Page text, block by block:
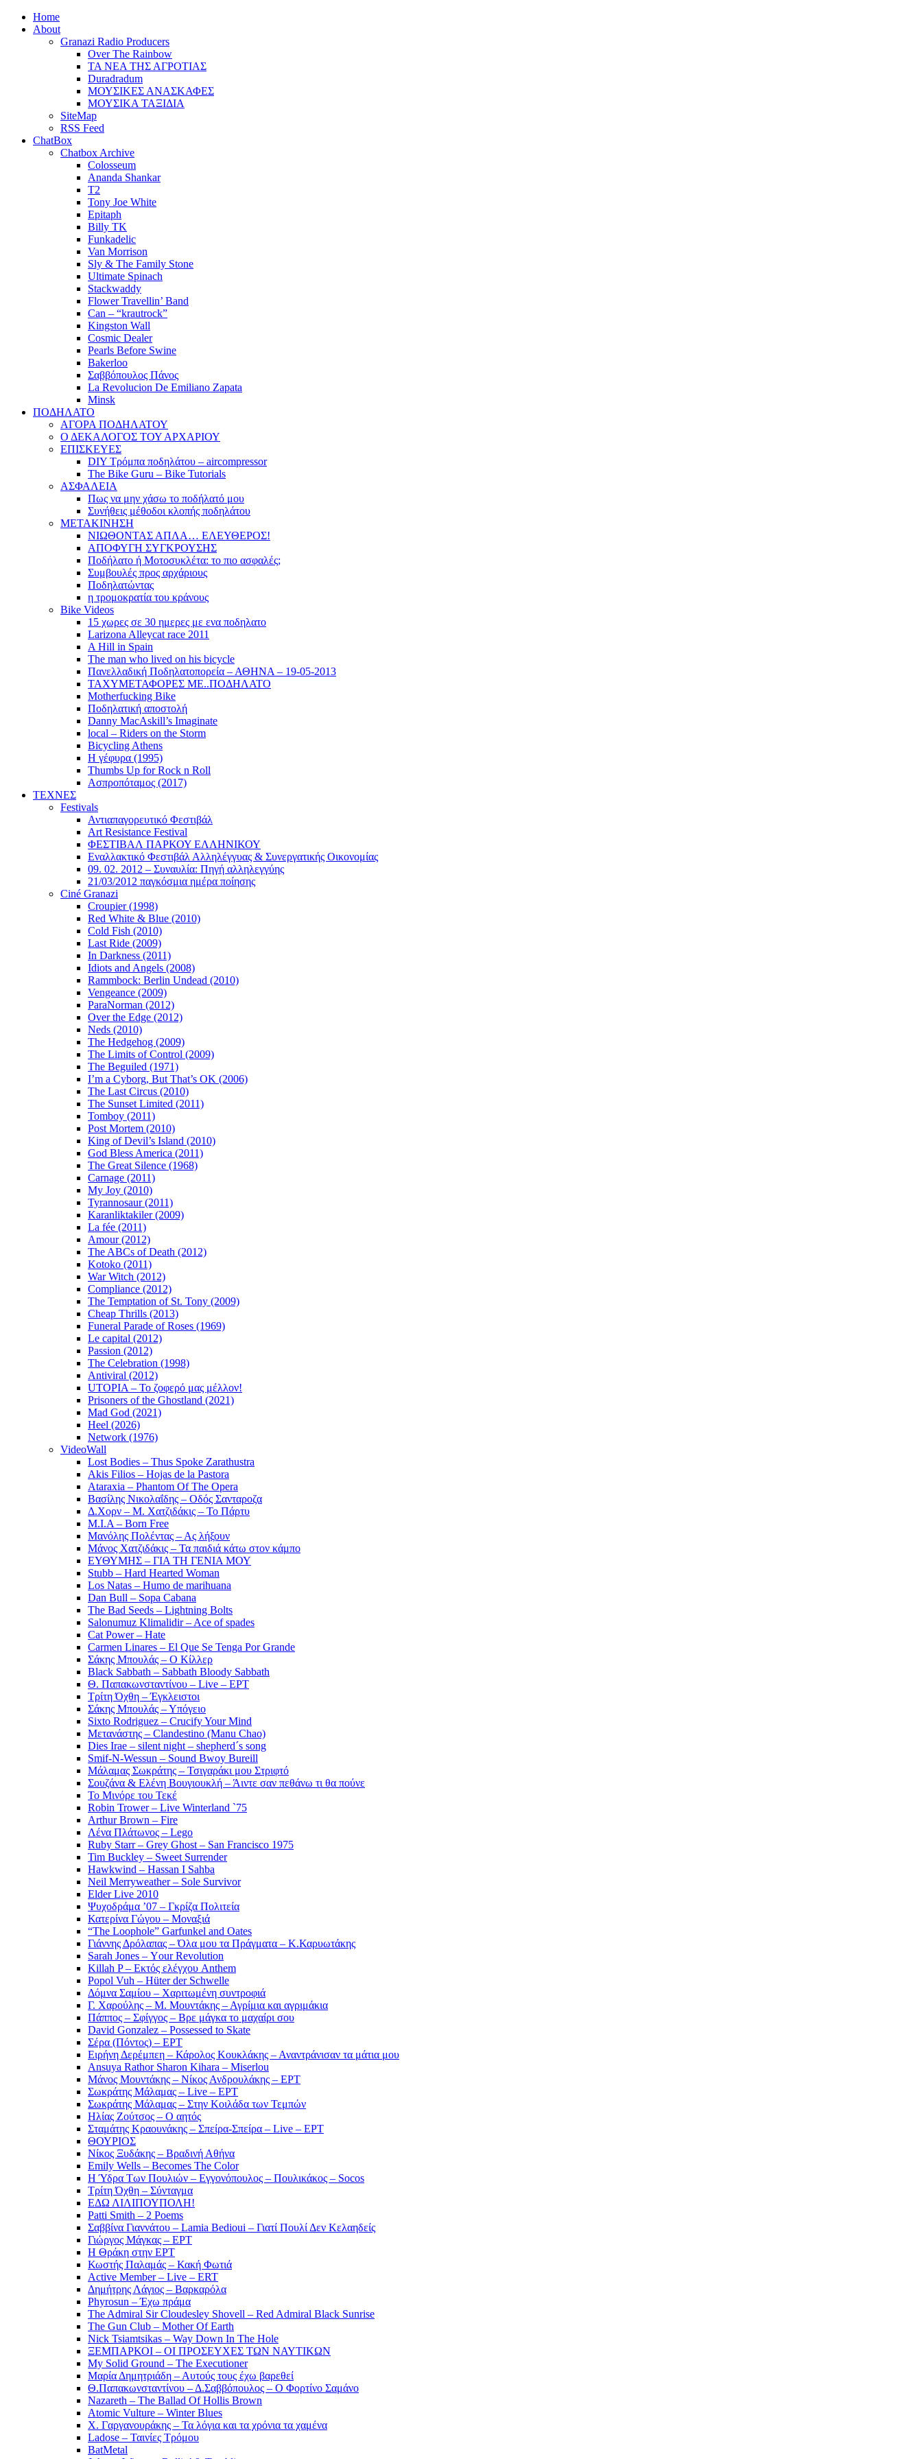
Home
About
Granazi Radio Producers
Over The Rainbow
ΤΑ ΝΕΑ ΤΗΣ ΑΓΡΟΤΙΑΣ
Duradradum
ΜΟΥΣΙΚΕΣ ΑΝΑΣΚΑΦΕΣ
ΜΟΥΣΙΚΑ ΤΑΞΙΔΙΑ
SiteMap
RSS Feed
ChatBox
Chatbox Archive
Colosseum
Ananda Shankar
T2
Tony Joe White
Epitaph
Billy TK
Funkadelic
Van Morrison
Sly & The Family Stone
Ultimate Spinach
Stackwaddy
Flower Travellin’ Band
Can – “krautrock”
Kingston Wall
Cosmic Dealer
Pearls Before Swine
Bakerloo
Σαββόπουλος Πάνος
La Revolucion De Emiliano Zapata
Minsk
ΠΟΔΗΛΑΤΟ
ΑΓΟΡΑ ΠΟΔΗΛΑΤΟΥ
Ο ΔΕΚΑΛΟΓΟΣ ΤΟΥ ΑΡΧΑΡΙΟΥ
ΕΠΙΣΚΕΥΕΣ
DIY Τρόμπα ποδηλάτου – aircompressor
The Bike Guru – Bike Tutorials
ΑΣΦΑΛΕΙΑ
Πως να μην χάσω το ποδήλατό μου
Συνήθεις μέθοδοι κλοπής ποδηλάτου
ΜΕΤΑΚΙΝΗΣΗ
ΝΙΩΘΟΝΤΑΣ ΑΠΛΑ… ΕΛΕΥΘΕΡΟΣ!
ΑΠΟΦΥΓΗ ΣΥΓΚΡΟΥΣΗΣ
Ποδήλατο ή Μοτοσυκλέτα: το πιο ασφαλές;
Συμβουλές προς αρχάριους
Ποδηλατώντας
η τρομοκρατία του κράνους
Bike Videos
15 χωρες σε 30 ημερες με ενα ποδηλατο
Larizona Alleycat race 2011
A Hill in Spain
The man who lived on his bicycle
Πανελλαδική Ποδηλατοπορεία – ΑΘΗΝΑ – 19-05-2013
ΤΑΧΥΜΕΤΑΦΟΡΕΣ ΜΕ..ΠΟΔΗΛΑΤΟ
Motherfucking Bike
Ποδηλατική αποστολή
Danny MacAskill’s Imaginate
local – Riders on the Storm
Bicycling Athens
Η γέφυρα (1995)
Thumbs Up for Rock n Roll
Ασπροπόταμος (2017)
ΤΕΧΝΕΣ
Festivals
Αντιαπαγορευτικό Φεστιβάλ
Art Resistance Festival
ΦΕΣΤΙΒΑΛ ΠΑΡΚΟΥ ΕΛΛΗΝΙΚΟΥ
Εναλλακτικό Φεστιβάλ Αλληλέγγυας & Συνεργατικής Οικονομίας
09. 02. 2012 – Συναυλία: Πηγή αλληλεγγύης
21/03/2012 παγκόσμια ημέρα ποίησης
Ciné Granazi
Croupier (1998)
Red White & Blue (2010)
Cold Fish (2010)
Last Ride (2009)
In Darkness (2011)
Idiots and Angels (2008)
Rammbock: Berlin Undead (2010)
Vengeance (2009)
ParaNorman (2012)
Over the Edge (2012)
Neds (2010)
The Hedgehog (2009)
The Limits of Control (2009)
The Beguiled (1971)
I’m a Cyborg, But That’s OK (2006)
The Last Circus (2010)
The Sunset Limited (2011)
Tomboy (2011)
Post Mortem (2010)
King of Devil’s Island (2010)
God Bless America (2011)
The Great Silence (1968)
Carnage (2011)
My Joy (2010)
Tyrannosaur (2011)
Karanliktakiler (2009)
La fée (2011)
Amour (2012)
The ABCs of Death (2012)
Kotoko (2011)
War Witch (2012)
Compliance (2012)
The Temptation of St. Tony (2009)
Cheap Thrills (2013)
Funeral Parade of Roses (1969)
Le capital (2012)
Passion (2012)
The Celebration (1998)
Antiviral (2012)
UTOPIA – Το ζοφερό μας μέλλον!
Prisoners of the Ghostland (2021)
Mad God (2021)
Heel (2026)
Network (1976)
VideoWall
Lost Bodies – Thus Spoke Zarathustra
Akis Filios – Hojas de la Pastora
Ataraxia – Phantom Of The Opera
Βασίλης Νικολαΐδης – Οδός Σανταροζα
Δ.Χορν – Μ. Χατζιδάκις – Το Πάρτυ
M.I.A – Born Free
Μανόλης Πολέντας – Ας λήξουν
Μάνος Χατζιδάκις – Τα παιδιά κάτω στον κάμπο
ΕΥΘΥΜΗΣ – ΓΙΑ ΤΗ ΓΕΝΙΑ ΜΟΥ
Stubb – Hard Hearted Woman
Los Natas – Humo de marihuana
Dan Bull – Sopa Cabana
The Bad Seeds – Lightning Bolts
Salonumuz Klimalidir – Ace of spades
Cat Power – Hate
Carmen Linares – El Que Se Tenga Por Grande
Σάκης Μπουλάς – Ο Κίλλερ
Black Sabbath – Sabbath Bloody Sabbath
Θ. Παπακωνσταντίνου – Live – ΕΡΤ
Τρίτη Όχθη – Έγκλειστοι
Σάκης Μπουλάς – Υπόγειο
Sixto Rodriguez – Crucify Your Mind
Μετανάστης – Clandestino (Manu Chao)
Dies Irae – silent night – shepherd´s song
Smif-N-Wessun – Sound Bwoy Bureill
Mάλαμας Σωκράτης – Τσιγαράκι μου Στριφτό
Σουζάνα & Ελένη Βουγιουκλή – Άιντε σαν πεθάνω τι θα πούνε
Το Μινόρε του Τεκέ
Robin Trower – Live Winterland `75
Arthur Brown – Fire
Λένα Πλάτωνος – Lego
Ruby Starr – Grey Ghost – San Francisco 1975
Tim Buckley – Sweet Surrender
Hawkwind – Hassan I Sahba
Neil Merryweather – Sole Survivor
Elder Live 2010
Ψυχοδράμα ’07 – Γκρίζα Πολιτεία
Κατερίνα Γώγου – Μοναξιά
“The Loophole” Garfunkel and Oates
Γιάννης Δρόλαπας – Όλα μου τα Πράγματα – Κ.Καρυωτάκης
Sarah Jones – Υour Revolution
Killah P – Εκτός ελέγχου Anthem
Popol Vuh – Hüter der Schwelle
Δόμνα Σαμίου – Χαριτωμένη συντροφιά
Γ. Χαρούλης – Μ. Μουντάκης – Αγρίμια και αγριμάκια
Πάππος – Σφίγγος – Βρε μάγκα το μαχαίρι σου
David Gonzalez – Possessed to Skate
Σέρα (Πόντος) – ΕΡΤ
Ειρήνη Δερέμπεη – Κάρολος Κουκλάκης – Αναντράνισαν τα μάτια μου
Ansuya Rathor Sharon Kihara – Miserlou
Μάνος Μουντάκης – Νίκος Ανδρουλάκης – ΕΡΤ
Σωκράτης Μάλαμας – Live – ΕΡΤ
Σωκράτης Μάλαμας – Στην Κοιλάδα των Τεμπών
Ηλίας Ζούτσος – Ο αητός
Σταμάτης Κραουνάκης – Σπείρα-Σπείρα – Live – ΕΡΤ
ΘΟΥΡΙΟΣ
Νίκος Ξυδάκης – Βραδινή Αθήνα
Emily Wells – Becomes The Color
Η Ύδρα Των Πουλιών – Εγγονόπουλος – Πουλικάκος – Socos
Τρίτη Όχθη – Σύνταγμα
ΕΔΩ ΛΙΛΙΠΟΥΠΟΛΗ!
Patti Smith – 2 Poems
Σαββίνα Γιαννάτου – Lamia Bedioui – Γιατί Πουλί Δεν Κελαηδείς
Γιώργος Μάγκας – ΕΡΤ
Η Θράκη στην ΕΡΤ
Κωστής Παλαμάς – Κακή Φωτιά
Active Member – Live – ERT
Δημήτρης Λάγιος – Βαρκαρόλα
Phyrosun – Έχω πράμα
The Admiral Sir Cloudesley Shovell – Red Admiral Black Sunrise
The Gun Club – Mother Of Earth
Nick Tsiamtsikas – Way Down In The Hole
ΞΕΜΠΑΡΚΟΙ – ΟΙ ΠΡΟΣΕΥΧΕΣ ΤΩΝ ΝΑΥΤΙΚΩΝ
My Solid Ground – The Executioner
Μαρία Δημητριάδη – Αυτούς τους έχω βαρεθεί
Θ.Παπακωνσταντίνου – Δ.Σαββόπουλος – Ο Φορτίνο Σαμάνο
Nazareth – The Ballad Of Hollis Brown
Atomic Vulture – Winter Blues
Χ. Γαργανουράκης – Τα λόγια και τα χρόνια τα χαμένα
Ladose – Ταινίες Τρόμου
BatMetal